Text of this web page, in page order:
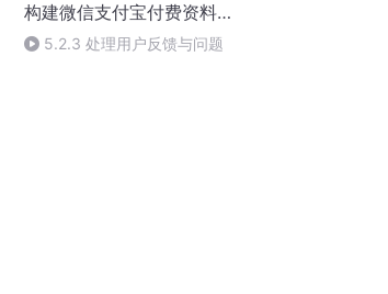
构建微信支付宝付费资料下
载 5.2.3 处理用户反馈与问题